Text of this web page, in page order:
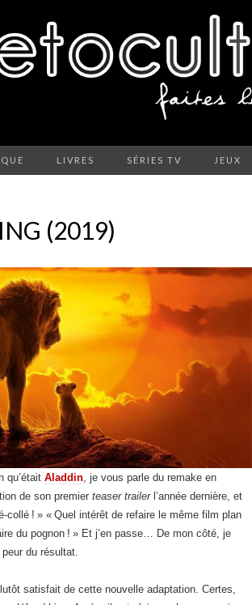
LIVRES SÉRIES TV JEUX
(2019)
qu’était Aladdin , je vous parle du remake en
de son premier teaser trailerl’année dernière, et
collé ! » « Quel intérêt de refaire le même film plan
du pognon ! » Et j’en passe… De mon côté, je
du résultat.
satisfait de cette nouvelle adaptation. Certes,